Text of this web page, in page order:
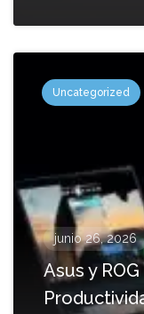
Uncategorized
junio 26, 2026
Asus y